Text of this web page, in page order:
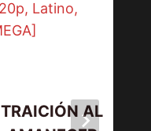
TRAICIÓN AL